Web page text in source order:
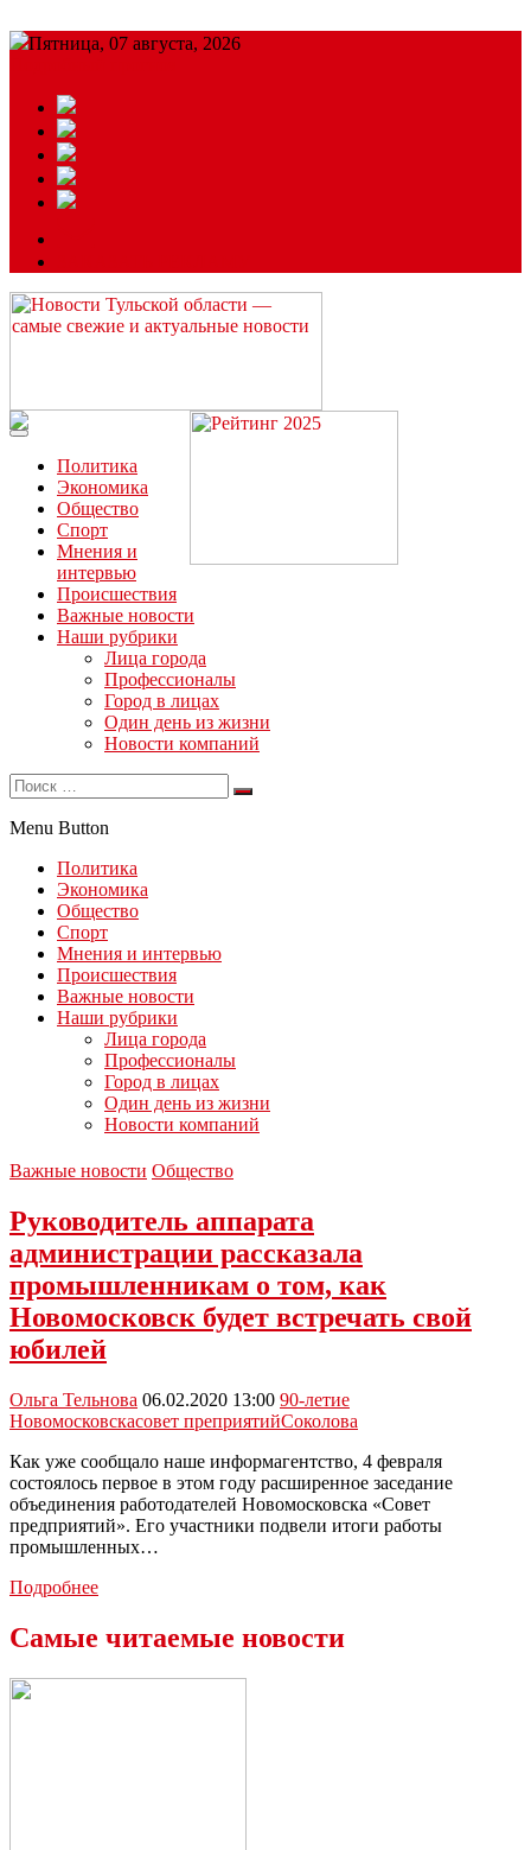
Пятница, 07 августа, 2026
Читайте последние новости дня в Тульской области на сайте
“ЗаНовомосковск”
Политика
Экономика
Общество
Спорт
Мнения и
интервью
Происшествия
Важные новости
Наши рубрики
Лица города
Профессионалы
Город в лицах
Один день из жизни
Новости компаний
Menu Button
Политика
Экономика
Общество
Спорт
Мнения и интервью
Происшествия
Важные новости
Наши рубрики
Лица города
Профессионалы
Город в лицах
Один день из жизни
Новости компаний
Важные новости Общество
Руководитель аппарата
администрации рассказала
промышленникам о том, как
Новомосковск будет встречать свой
юбилей
Ольга Тельнова 06.02.2020 13:00 90-летие
Новомосковскасовет преприятийСоколова
Как уже сообщало наше информагентство, 4 февраля
состоялось первое в этом году расширенное заседание
объединения работодателей Новомосковска «Совет
предприятий». Его участники подвели итоги работы
промышленных…
ПодробнееРуководитель
рассказала
Самые читаемые новости